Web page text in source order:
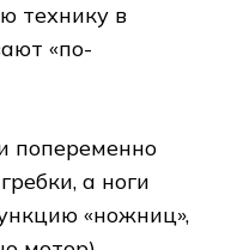
технику в
«по-
попеременно
а ноги
«ножниц»,